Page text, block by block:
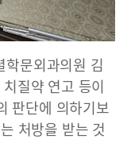
문외과의원 김
질약 연고 등이
판단에 의하기보
처방을 받는 것